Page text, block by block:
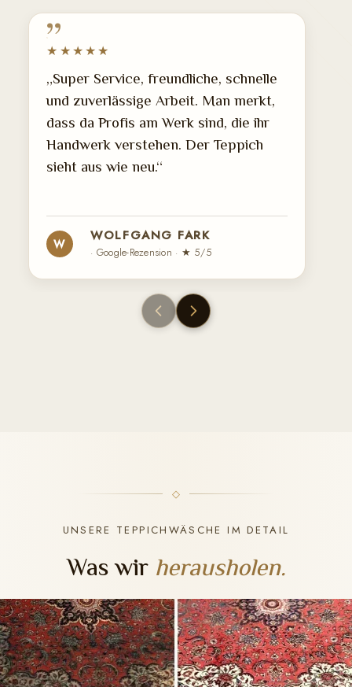
★★★★★
„Super Service, freundliche, schnelle
und zuverlässige Arbeit. Man merkt,
dass da Profis am Werk sind, die ihr
Handwerk verstehen. Der Teppich
sieht aus wie neu.“
W WOLFGANG FARK
· Google-Rezension · ★ 5/5
UNSERE TEPPICHWÄSCHE IM DETAIL
Was wir herausholen.